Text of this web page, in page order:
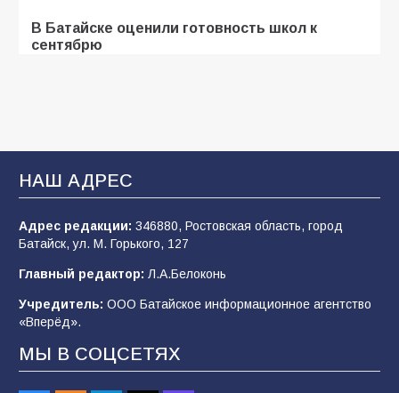
В Батайске оценили готовность школ к
сентябрю
образовательного кластера
106 05.08.2026
«Мобилизация или набор?» Что на самом
2026 года
101 03.08.2026
В Батайске продолжаются дорожные работы
НАШ АДРЕС
Адрес редакции: 346880, Ростовская область, город
Батайск, ул. М. Горького, 127
Главный редактор: Л.А.Белоконь
Учредитель: ООО Батайское информационное агентство
«Вперёд».
МЫ В СОЦСЕТЯХ